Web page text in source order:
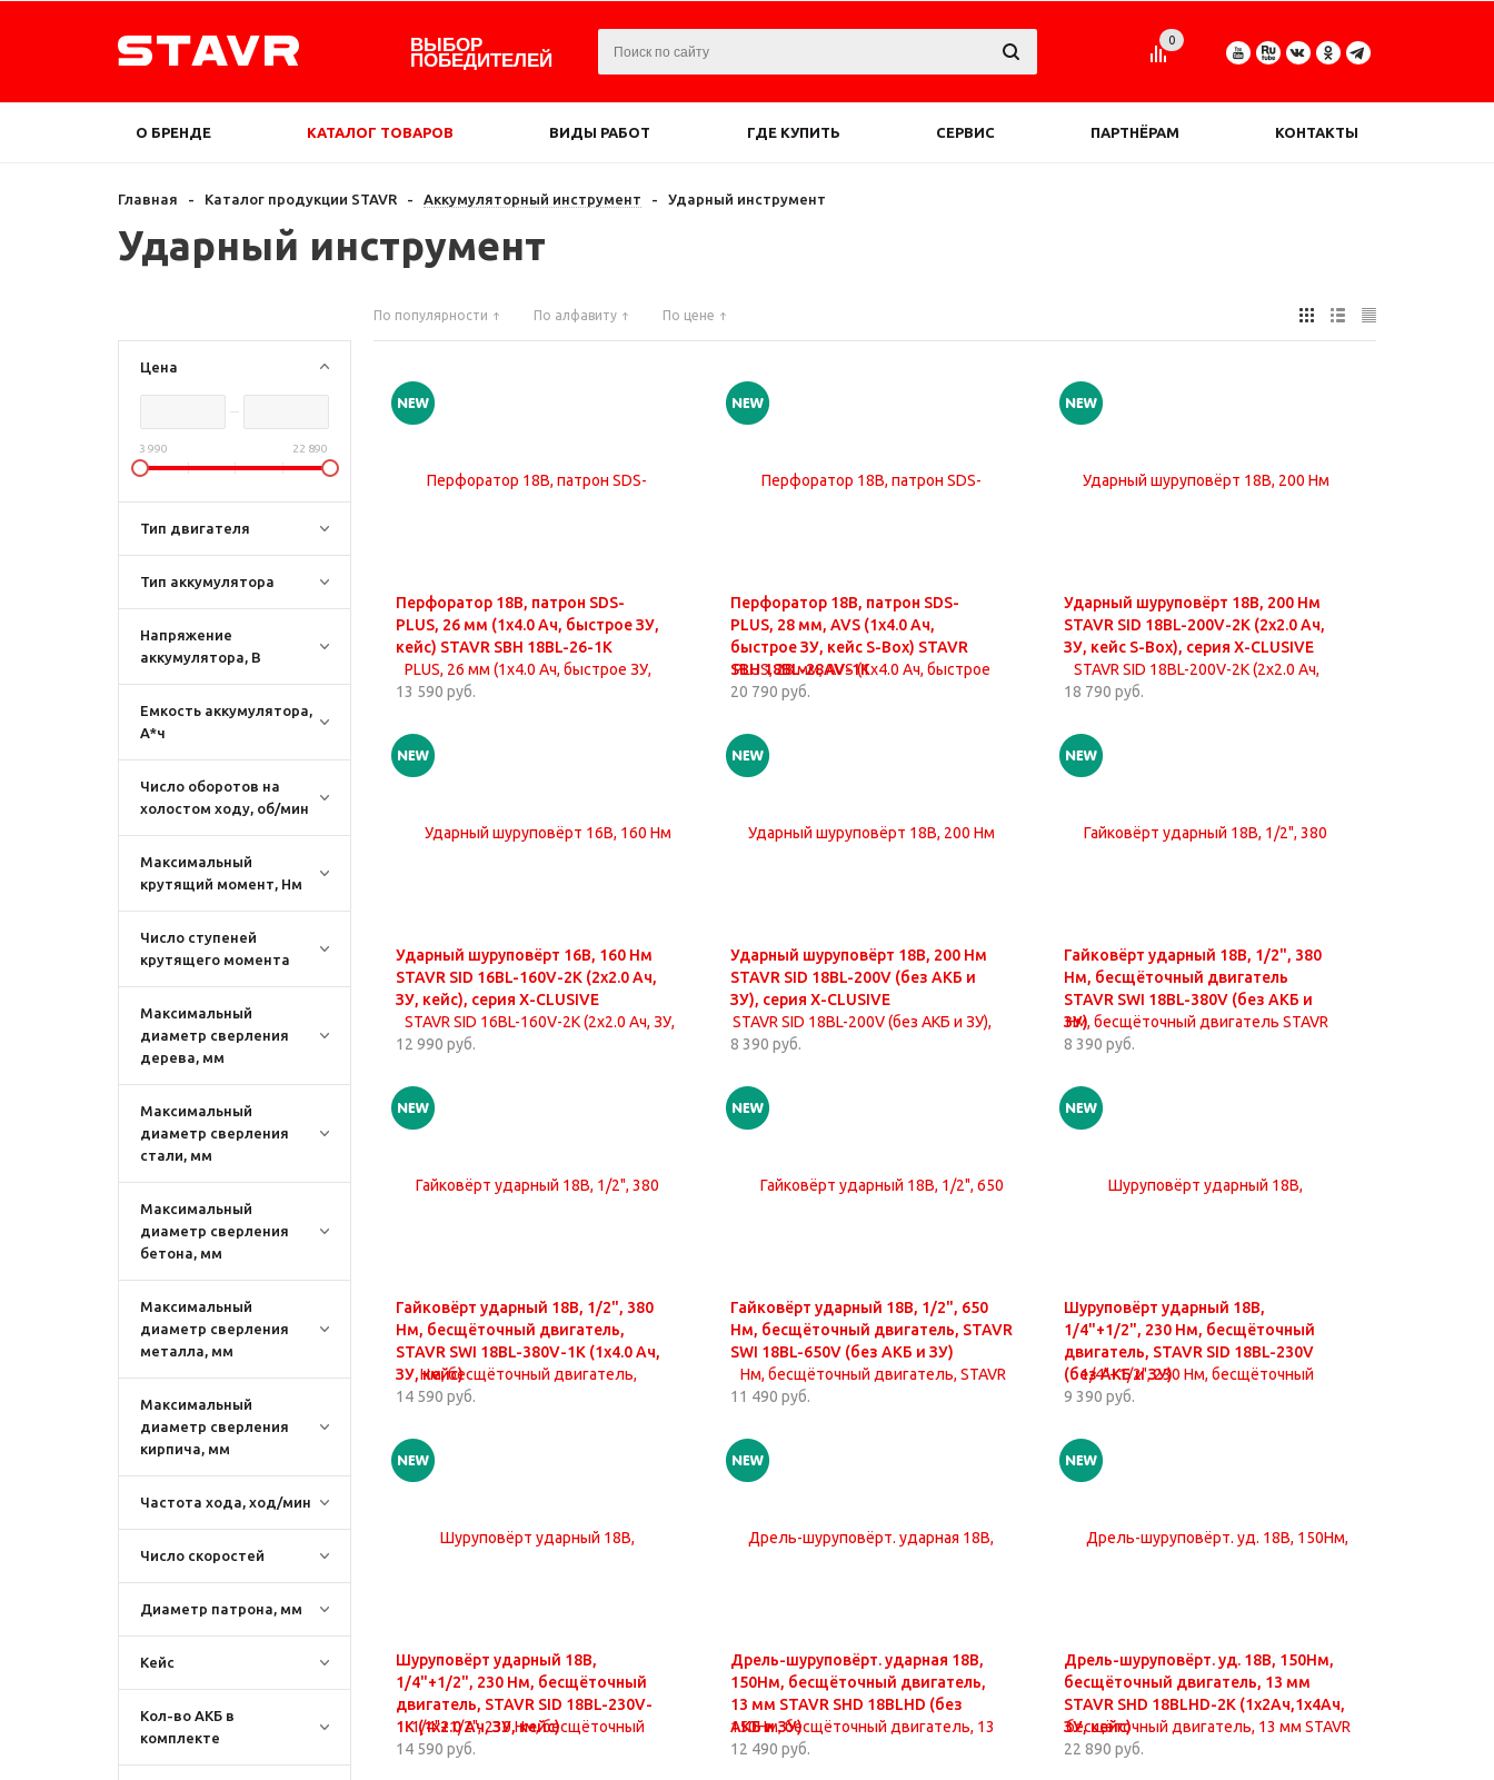
ВЫБОР
ПОБЕДИТЕЛЕЙ
0
О БРЕНДЕ КАТАЛОГ ТОВАРОВ ВИДЫ РАБОТ ГДЕ КУПИТЬ СЕРВИС ПАРТНЁРАМ КОНТАКТЫ
Главная - Каталог продукции STAVR - Аккумуляторный инструмент - Ударный инструмент
Ударный инструмент
Цена
3 990 22 890
Тип двигателя
Тип аккумулятора
Напряжение
аккумулятора, В
Емкость аккумулятора,
А*ч
Число оборотов на
холостом ходу, об/мин
Максимальный
крутящий момент, Нм
Число ступеней
крутящего момента
Максимальный
диаметр сверления
дерева, мм
Максимальный
диаметр сверления
стали, мм
Максимальный
диаметр сверления
бетона, мм
Максимальный
диаметр сверления
металла, мм
Максимальный
диаметр сверления
кирпича, мм
Частота хода, ход/мин
Число скоростей
Диаметр патрона, мм
Кейс
Кол-во АКБ в
комплекте
По популярности По алфавиту По цене
Перфоратор 18В, патрон SDS-
PLUS, 26 мм (1х4.0 Ач, быстрое ЗУ,
кейс) STAVR SBH 18BL-26-1K
13 590 руб.
Перфоратор 18В, патрон SDS-
PLUS, 28 мм, AVS (1х4.0 Ач,
быстрое ЗУ, кейс S-Box) STAVR
SBH 18BL-28AV-1K
20 790 руб.
Ударный шуруповёрт 18В, 200 Нм
STAVR SID 18BL-200V-2K (2х2.0 Ач,
ЗУ, кейс S-Box), серия X-CLUSIVE
18 790 руб.
Ударный шуруповёрт 16В, 160 Нм
STAVR SID 16BL-160V-2K (2х2.0 Ач,
ЗУ, кейс), серия X-CLUSIVE
12 990 руб.
Ударный шуруповёрт 18В, 200 Нм
STAVR SID 18BL-200V (без АКБ и
ЗУ), серия X-CLUSIVE
8 390 руб.
Гайковёрт ударный 18В, 1/2", 380
Нм, бесщёточный двигатель
STAVR SWI 18BL-380V (без АКБ и
ЗУ)
8 390 руб.
Гайковёрт ударный 18В, 1/2", 380
Нм, бесщёточный двигатель,
STAVR SWI 18BL-380V-1K (1х4.0 Ач,
ЗУ, кейс)
14 590 руб.
Гайковёрт ударный 18В, 1/2", 650
Нм, бесщёточный двигатель, STAVR
SWI 18BL-650V (без АКБ и ЗУ)
11 490 руб.
Шуруповёрт ударный 18В,
1/4"+1/2", 230 Нм, бесщёточный
двигатель, STAVR SID 18BL-230V
(без АКБ и ЗУ)
9 390 руб.
Шуруповёрт ударный 18В,
1/4"+1/2", 230 Нм, бесщёточный
двигатель, STAVR SID 18BL-230V-
1К (1х2.0 Ач, ЗУ, кейс)
14 590 руб.
Дрель-шуруповёрт. ударная 18В,
150Нм, бесщёточный двигатель,
13 мм STAVR SHD 18BLHD (без
АКБ и ЗУ)
12 490 руб.
Дрель-шуруповёрт. уд. 18В, 150Нм,
бесщёточный двигатель, 13 мм
STAVR SHD 18BLHD-2K (1х2Ач,1х4Ач,
ЗУ, кейс)
22 890 руб.